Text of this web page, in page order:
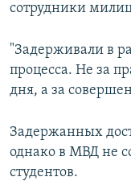
сотрудники
"Задерживали в
процесса. Не за
дня, а за
Задержанных
однако в МВД не
студентов.